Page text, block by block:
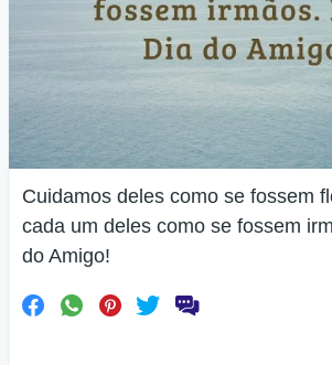
Cuidamos deles como se fossem
cada um deles como se fossem
do Amigo!